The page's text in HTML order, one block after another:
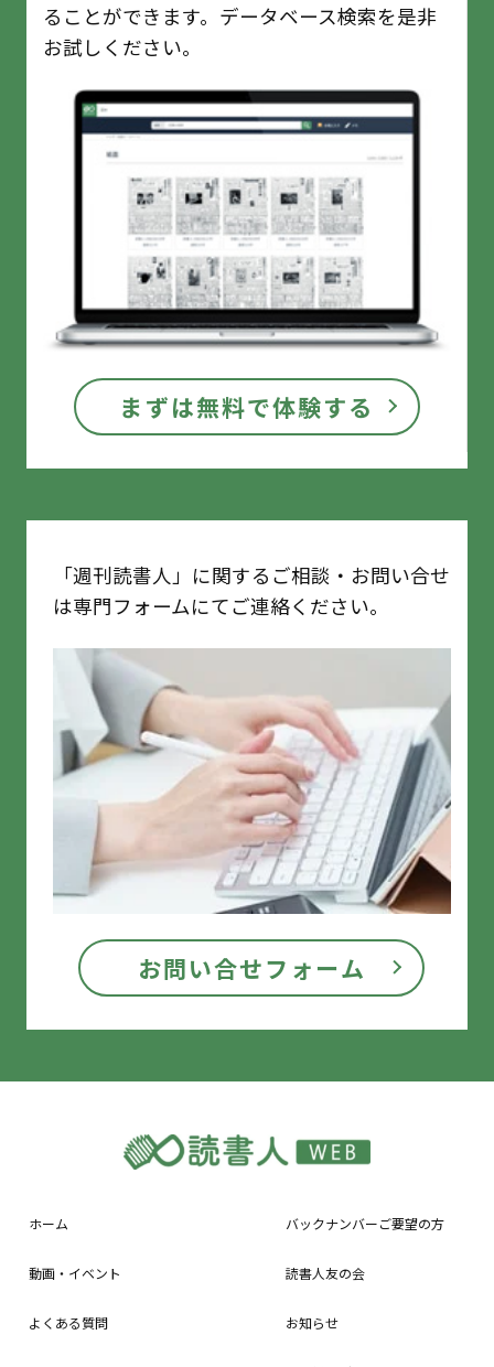
ることができます。データベース検索を是非
お試しください。
まずは無料で体験する
「週刊読書人」に関するご相談・お問い合せ
は専門フォームにてご連絡ください。
お問い合せフォーム
ホーム バックナンバーご要望の方
動画・イベント 読書人友の会
よくある質問 お知らせ